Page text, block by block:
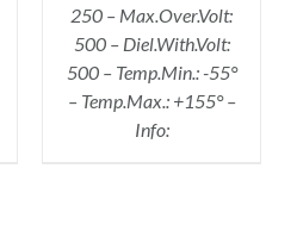
250 – Max.Over.Volt:
500 – Diel.With.Volt:
500 – Temp.Min.: -55°
– Temp.Max.: +155° –
Info: